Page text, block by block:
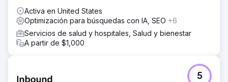
Activa en United States
Optimización para búsquedas con IA, SEO +6
Servicios de salud y hospitales, Salud y bienestar
A partir de $1,000
5